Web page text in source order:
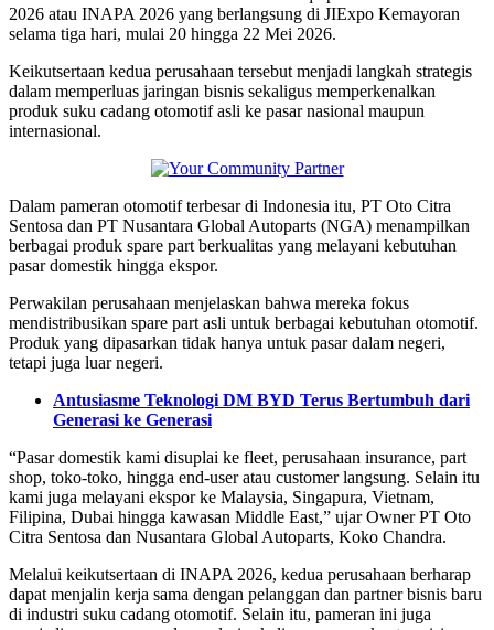
2026 atau INAPA 2026 yang berlangsung di JIExpo Kemayoran
selama tiga hari, mulai 20 hingga 22 Mei 2026.
Keikutsertaan kedua perusahaan tersebut menjadi langkah strategis
dalam memperluas jaringan bisnis sekaligus memperkenalkan
produk suku cadang otomotif asli ke pasar nasional maupun
internasional.
Dalam pameran otomotif terbesar di Indonesia itu, PT Oto Citra
Sentosa dan PT Nusantara Global Autoparts (NGA) menampilkan
berbagai produk spare part berkualitas yang melayani kebutuhan
pasar domestik hingga ekspor.
Perwakilan perusahaan menjelaskan bahwa mereka fokus
mendistribusikan spare part asli untuk berbagai kebutuhan otomotif.
Produk yang dipasarkan tidak hanya untuk pasar dalam negeri,
tetapi juga luar negeri.
Antusiasme Teknologi DM BYD Terus Bertumbuh dari
Generasi ke Generasi
“Pasar domestik kami disuplai ke fleet, perusahaan insurance, part
shop, toko-toko, hingga end-user atau customer langsung. Selain itu
kami juga melayani ekspor ke Malaysia, Singapura, Vietnam,
Filipina, Dubai hingga kawasan Middle East,” ujar Owner PT Oto
Citra Sentosa dan Nusantara Global Autoparts, Koko Chandra.
Melalui keikutsertaan di INAPA 2026, kedua perusahaan berharap
dapat menjalin kerja sama dengan pelanggan dan partner bisnis baru
di industri suku cadang otomotif. Selain itu, pameran ini juga